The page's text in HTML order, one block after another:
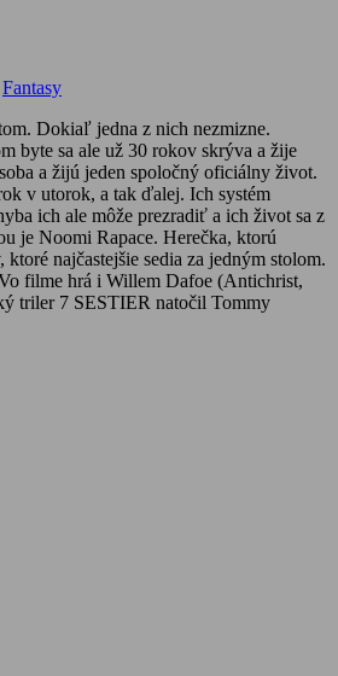
Fantasy
Dokiaľ jedna z nich nezmizne.
byte sa ale už 30 rokov skrýva a žije
a žijú jeden spoločný oficiálny život.
v utorok, a tak ďalej. Ich systém
ich ale môže prezradiť a ich život sa z
je Noomi Rapace. Herečka, ktorú
najčastejšie sedia za jedným stolom.
filme hrá i Willem Dafoe (Antichrist,
triler 7 SESTIER natočil Tommy